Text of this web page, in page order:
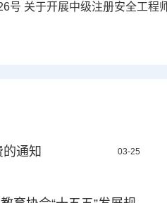
号 关于开展中级注册安全工程
通知 03-25